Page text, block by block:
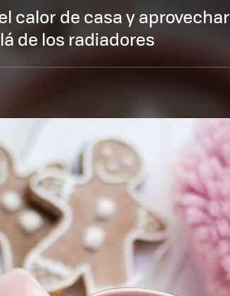
calor de casa y aprovechar
de los radiadores